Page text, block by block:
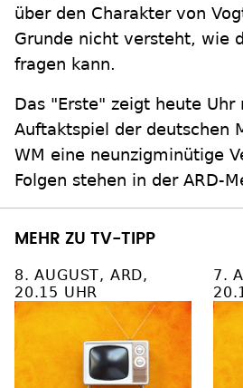
über den Charakter von
Grunde nicht versteht, wie
fragen kann.
Das "Erste" zeigt heute Uhr
Auftaktspiel der deutschen
WM eine neunzigminütige
Folgen stehen in der ARD-
MEHR ZU TV-TIPP
8. AUGUST, ARD,
20.15 UHR
7.